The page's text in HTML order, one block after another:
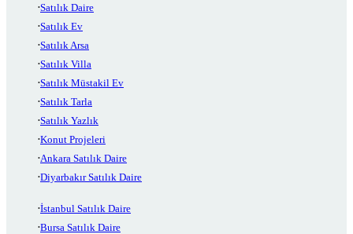
Satılık Daire
Satılık Ev
Satılık Arsa
Satılık Villa
Satılık Müstakil Ev
Satılık Tarla
Satılık Yazlık
Konut Projeleri
Ankara Satılık Daire
Diyarbakır Satılık Daire
İstanbul Satılık Daire
Bursa Satılık Daire